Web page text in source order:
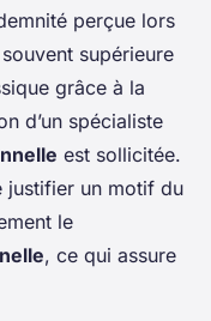
perçue lors
supérieure
grâce à la
d’un spécialiste
est sollicitée.
justifier un motif du
le
, ce qui assure